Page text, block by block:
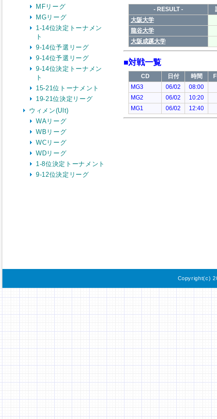
MFリーグ
MGリーグ
1-14位決定トーナメン
ト
9-14位予選リーグ
9-14位予選リーグ
9-14位決定トーナメン
ト
15-21位トーナメント
19-21位決定リーグ
ウィメン(Ult)
WAリーグ
WBリーグ
WCリーグ
WDリーグ
1-8位決定トーナメント
9-12位決定リーグ
Copyright(c)